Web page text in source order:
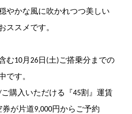
やかな風に吹かれつつ美しい
ススメです。
む10月26日(土)ご搭乗分までの
です。
購入いただける『45割』運賃
が片道9,000円からご予約